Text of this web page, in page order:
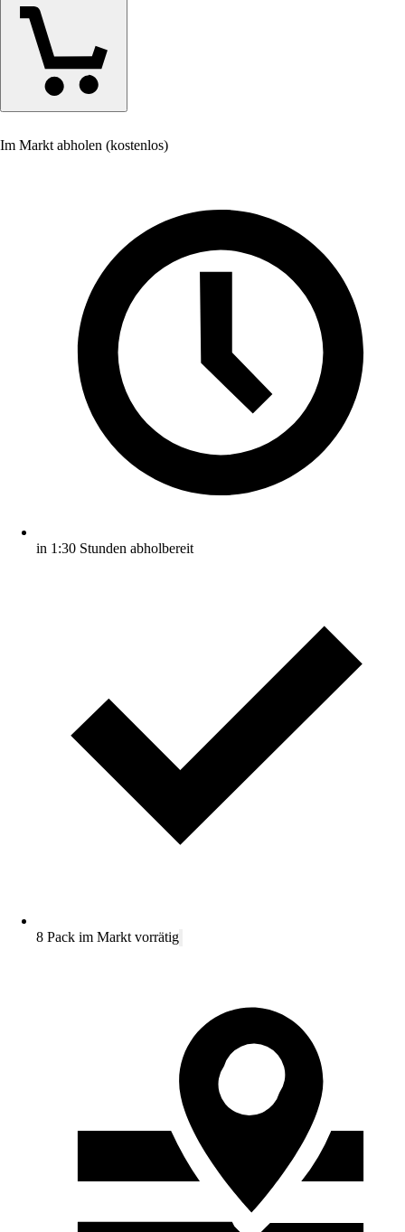
Im Markt abholen (kostenlos)
in 1:30 Stunden abholbereit
8 Pack im Markt vorrätig